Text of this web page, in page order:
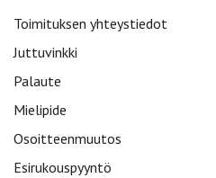
Toimituksen yhteystiedot
Juttuvinkki
Palaute
Mielipide
Osoitteenmuutos
Esirukouspyyntö